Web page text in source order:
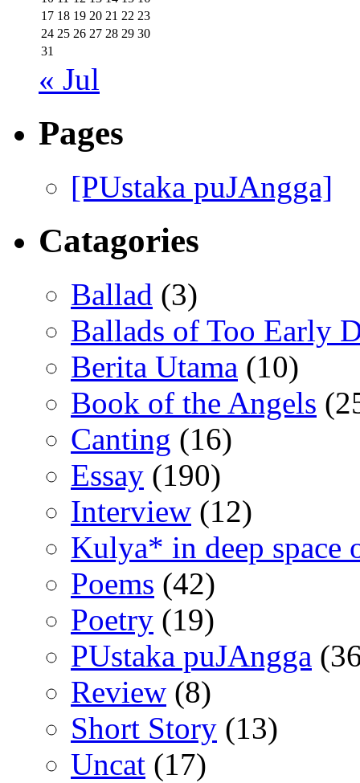
17 18 19 20 21 22 23
24 25 26 27 28 29 30
31
« Jul
Pages
[PUstaka puJAngga]
Catagories
Ballad (3)
Ballads of Too Early
Berita Utama (10)
Book of the Angels
Canting (16)
Essay (190)
Interview (12)
Kulya* in deep space
Poems (42)
Poetry (19)
PUstaka puJAngga
Review (8)
Short Story (13)
Uncat (17)